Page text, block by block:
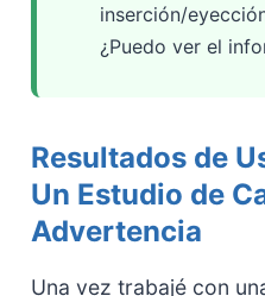
inserción/
¿Puedo ver el
Resultados de
Un Estudio de
Advertencia
Una vez trabajé con